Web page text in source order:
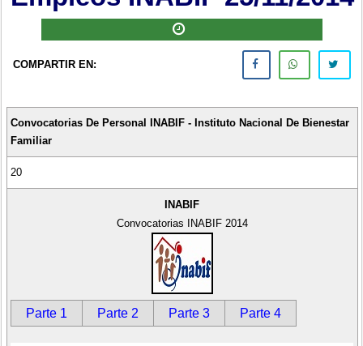
COMPARTIR EN:
Convocatorias De Personal INABIF - Instituto Nacional De Bienestar
Familiar
20
INABIF
Convocatorias INABIF 2014
Parte 1 Parte 2 Parte 3 Parte 4